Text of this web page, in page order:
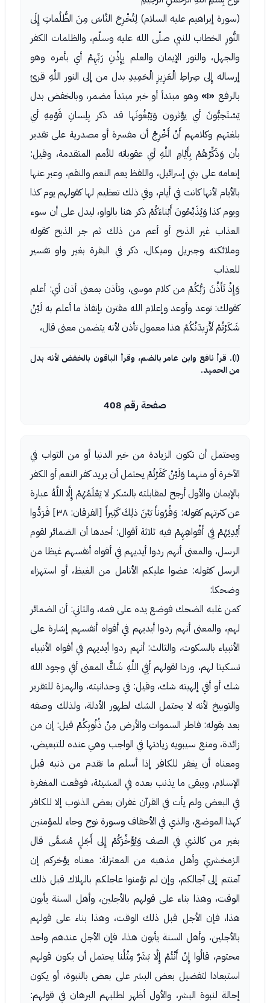
(سورة إبراهيم عليه السلام) لِتُخْرِجَ النَّاسَ مِنَ الظُّلُماتِ إِلَى
النُّورِ الخطاب للنبي صلّى الله عليه وسلّم، والظلمات الكفر
والجهل، والنور الإيمان والعلم بِإِذْنِ رَبِّهِمْ أي بأمره وهو
إرساله إِلى صِراطِ الْعَزِيزِ الْحَمِيدِ بدل من إلى النور اللَّهِ قرئ
بالرفع «١»
وهو مبتدأ أو خبر مبتدأ مضمر، وبالخفض بدل
يَسْتَحِبُّونَ أي يؤثرون وَيَبْغُونَها قد ذكر بِلِسانِ قَوْمِهِ أي
بلغتهم وكلامهم أَنْ أَخْرِجْ أن مفسرة أو مصدرية على تقدير
بأن وَذَكِّرْهُمْ بِأَيَّامِ اللَّهِ أي عقوباته للأمم المتقدمة، وقيل:
إنعامه على بني إسرائيل، واللفظ يعم النعم والنقم، وعبر عنها
بالأيام لأنها كانت في أيام، وفي ذلك تعظيم لها كقولهم يوم كذا
ويوم كذا وَيُذَبِّحُونَ أَبْناءَكُمْ ذكر هنا بالواو، ليدل على أن سوء
العذاب غير الذبح أو أعم من ذلك ثم جر الذبح كقوله
وملائكته وجبريل وميكال، ذكر في البقرة بغير واو تفسير
للعذاب
وَإِذْ تَأَذَّنَ رَبُّكُمْ من كلام موسى، وتأذن بمعنى أذن أي: أعلم
كقولك: توعد وأوعد وإعلام الله مقترن بإنفاذ ما أعلم به لَئِنْ
شَكَرْتُمْ لَأَزِيدَنَّكُمْ هذا معمول تأذن لأنه يتضمن معنى قال،
(١). قرأ نافع وابن عامر بالضم، وقرأ الباقون بالخفض لأنه بدل
من الحميد.
صفحة رقم 408
ويحتمل أن تكون الزيادة من خير الدنيا أو من الثواب في
الآخرة أو منهما وَلَئِنْ كَفَرْتُمْ يحتمل أن يريد كفر النعم أو الكفر
بالإيمان والأول أرجح لمقابلته بالشكر لا يَعْلَمُهُمْ إِلَّا اللَّهُ عبارة
عن كثرتهم كقوله: وَقُرُوناً بَيْنَ ذلِكَ كَثِيراً [الفرقان: ٣٨] فَرَدُّوا
أَيْدِيَهُمْ فِي أَفْواهِهِمْ فيه ثلاثة أقوال: أحدها أن الضمائر لقوم
الرسل، والمعنى أنهم ردوا أيديهم في أفواه أنفسهم غيظا من
الرسل كقوله: عضوا عليكم الأنامل من الغيظ، أو استهزاء
وضحكا:
كمن غلبه الضحك فوضع يده على فمه، والثاني: أن الضمائر
لهم، والمعنى أنهم ردوا أيديهم في أفواه أنفسهم إشارة على
الأنبياء بالسكوت، والثالث: أنهم ردوا أيديهم في أفواه الأنبياء
تسكيتا لهم، وردا لقولهم أَفِي اللَّهِ شَكٌّ المعنى أفي وجود الله
شك أو أفي إلهيته شك، وقيل: في وحدانيته، والهمزة للتقرير
والتوبيخ لأنه لا يحتمل الشك لظهور الأدلة، ولذلك وصفه
بعد بقوله: فاطر السموات والأرض مِنْ ذُنُوبِكُمْ قيل: إن من
زائدة، ومنع سيبويه زيادتها في الواجب وهي عنده للتبعيض،
ومعناه أن يغفر للكافر إذا أسلم ما تقدم من ذنبه قبل
الإسلام، ويبقى ما يذنب بعده في المشيئة، فوقعت المغفرة
في البعض ولم يأت في القرآن غفران بعض الذنوب إلا للكافر
كهذا الموضع، والذي في الأحقاف وسورة نوح وجاء للمؤمنين
بغير من كالذي في الصف وَيُؤَخِّرَكُمْ إِلى أَجَلٍ مُسَمًّى قال
الزمخشري وأهل مذهبه من المعتزلة: معناه يؤخركم إن
آمنتم إلى آجالكم، وإن لم تؤمنوا عاجلكم بالهلاك قبل ذلك
الوقت، وهذا بناء على قولهم بالأجلين، وأهل السنة يأبون
هذا، فإن الأجل قبل ذلك الوقت، وهذا بناء على قولهم
بالأجلين، وأهل السنة يأبون هذا، فإن الأجل عندهم واحد
محتوم، قالُوا إِنْ أَنْتُمْ إِلَّا بَشَرٌ مِثْلُنا يحتمل أن يكون قولهم
استبعادا لتفضيل بعض البشر على بعض بالنبوة، أو يكون
إحالة لنبوة البشر، والأول أظهر لطلبهم البرهان في قولهم: